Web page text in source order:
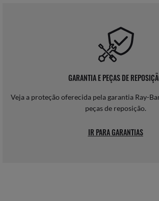
GARANTIA E PEÇAS DE
Veja a proteção oferecida pela garantia Ray-
peças de reposição.
IR PARA GARANTIAS